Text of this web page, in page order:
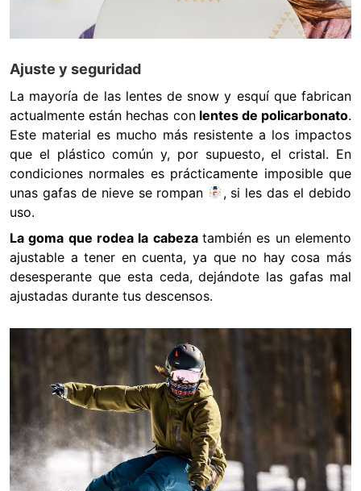
Ajuste y seguridad
La mayoría de las lentes de snow y esquí que fabrican
actualmente están hechas conlentes de policarbonato.
Este material es mucho más resistente a los impactos
que el plástico común y, por supuesto, el cristal. En
condiciones normales es prácticamente imposible que
unas gafas de nieve se rompan
, si les das el debido
uso.
La goma que rodea la cabeza también es un elemento
ajustable a tener en cuenta, ya que no hay cosa más
desesperante que esta ceda, dejándote las gafas mal
ajustadas durante tus descensos.